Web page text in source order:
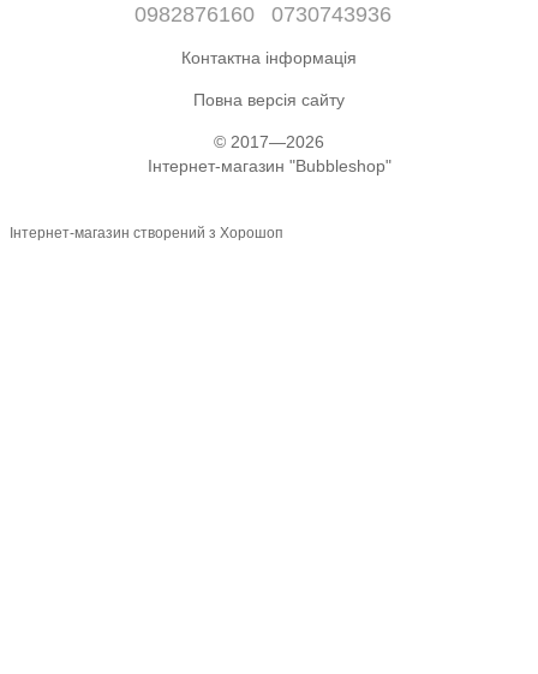
0982876160 0730743936
Контактна інформація
Повна версія сайту
© 2017—2026
Інтернет-магазин "Bubbleshop"
Інтернет-магазин створений з Хорошоп